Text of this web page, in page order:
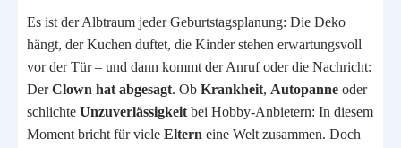
Es ist der Albtraum jeder Geburtstagsplanung: Die Deko
hängt, der Kuchen duftet, die Kinder stehen erwartungsvoll
vor der Tür – und dann kommt der Anruf oder die Nachricht:
DerClown hat abgesagt. Ob Krankheit, Autopanne oder
schlichte Unzuverlässigkeit bei Hobby-Anbietern: In diesem
Moment bricht für viele Eltern eine Welt zusammen. Doch